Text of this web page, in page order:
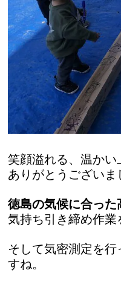
笑顔溢れる、温か
ありがとうございま
徳島の気候に合っ
気持ち引き締め作業
そして気密測定を行
すね。